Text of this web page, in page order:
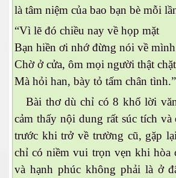
là tâm niệm của bao bạn bè mỗi
“Vì lẽ đó chiều nay về họp mặt
Bạn hiền ơi nhớ đừng nói về mình
Chờ ở cửa, ôm mọi người thật chặt
Mà hỏi han, bày tỏ tấm chân tình.”
Bài thơ dù chỉ có 8 khổ lời
cảm thấy nội dung rất súc tích
trước khi trở về trường cũ, gặp
chỉ có niềm vui trọn vẹn khi hòa
và hạnh phúc không phải là ở
Trí